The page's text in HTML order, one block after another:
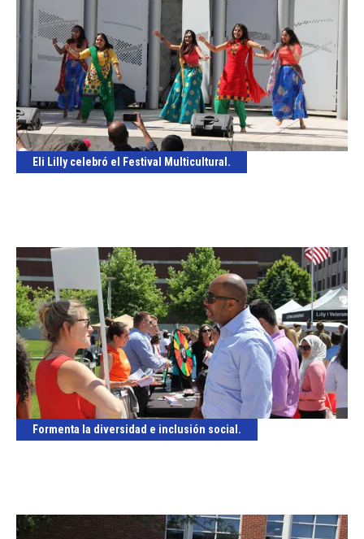
Eli Lilly celebró el Festival Multicultural.
Formenta la diversidad e inclusión social.